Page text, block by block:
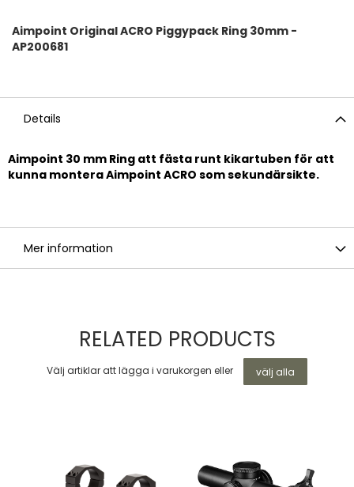
Aimpoint Original ACRO Piggypack Ring 30mm -
AP200681
Details
Aimpoint 30 mm Ring att fästa runt kikartuben för att
kunna montera Aimpoint ACRO som sekundärsikte.
Mer information
RELATED PRODUCTS
Välj artiklar att lägga i varukorgen eller välj alla